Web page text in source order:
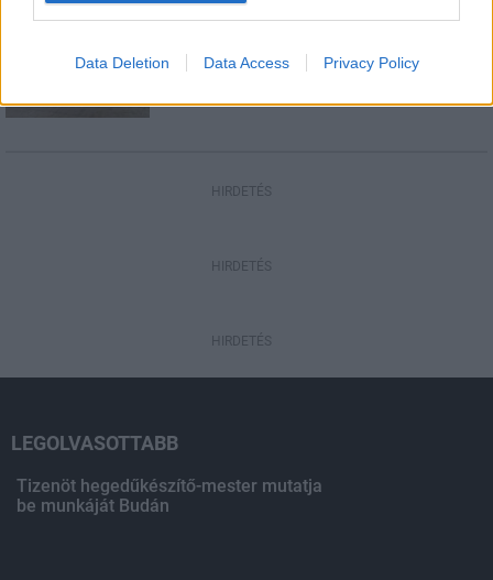
Data Deletion Data Access Privacy Policy
Fából épül Budakeszi új óvodája
HIRDETÉS
HIRDETÉS
HIRDETÉS
LEGOLVASOTTABB
Tizenöt hegedűkészítő-mester mutatja
be munkáját Budán